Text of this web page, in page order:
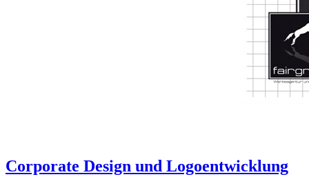
Corporate Design und Logoentwicklung